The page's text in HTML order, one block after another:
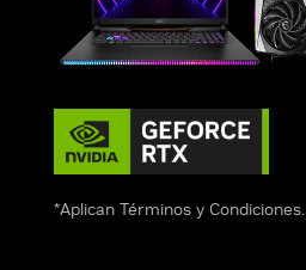
*Aplican Términos y Condiciones.